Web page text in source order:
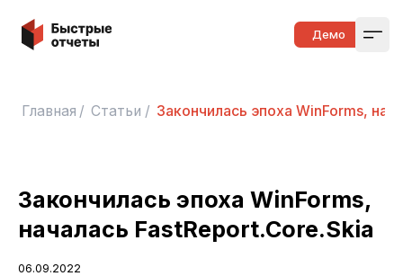
Быстрые отчеты Демо
Главная / Статьи / Закончилась эпоха WinForms,
Закончилась эпоха WinForms,
началась FastReport.Core.Skia
06.09.2022